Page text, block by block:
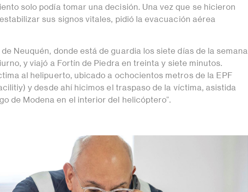
solo podía tomar una decisión. Una vez que se hicieron
sus signos vitales, pidió la evacuación aérea
Neuquén, donde está de guardia los siete días de la semana
y viajó a Fortín de Piedra en treinta y siete minutos.
al helipuerto, ubicado a ochocientos metros de la EPF
y desde ahí hicimos el traspaso de la víctima, asistida
de Modena en el interior del helicóptero”.